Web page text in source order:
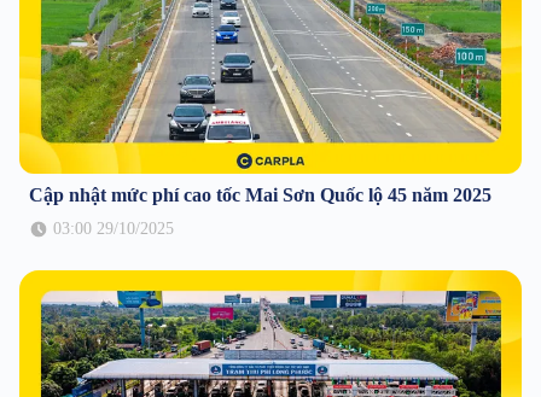
Cập nhật mức phí cao tốc Mai Sơn Quốc lộ 45 năm 2025
03:00 29/10/2025